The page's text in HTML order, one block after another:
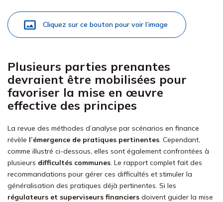
Cliquez sur ce bouton pour voir l’image
Plusieurs parties prenantes
devraient être mobilisées pour
favoriser la mise en œuvre
effective des principes
La revue des méthodes d’analyse par scénarios en finance
révèle l’émergence de pratiques pertinentes. Cependant,
comme illustré ci-dessous, elles sont également confrontées à
plusieurs difficultés communes. Le rapport complet fait des
recommandations pour gérer ces difficultés et stimuler la
généralisation des pratiques déjà pertinentes. Si les
régulateurs et superviseurs financiers doivent guider la mise